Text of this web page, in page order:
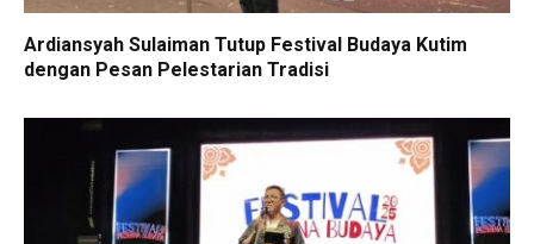
Ardiansyah Sulaiman Tutup Festival Budaya Kutim
dengan Pesan Pelestarian Tradisi